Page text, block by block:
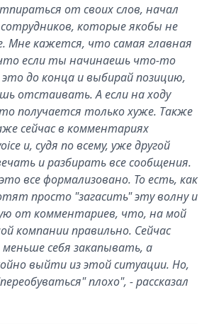
от своих слов, начал
которые якобы не
Мне кажется, что самая главная
если ты начинаешь что-то
до конца и выбирай позицию,
отстаивать. А если на ходу
получается только хуже. Также
сейчас в комментариях
и, судя по всему, уже другой
и разбирать все сообщения.
все формализовано. То есть, как
просто "загасить" эту волну и
от комментариев, что, на мой
компании правильно. Сейчас
себя закапывать, а
выйти из этой ситуации. Но,
плохо", - рассказал